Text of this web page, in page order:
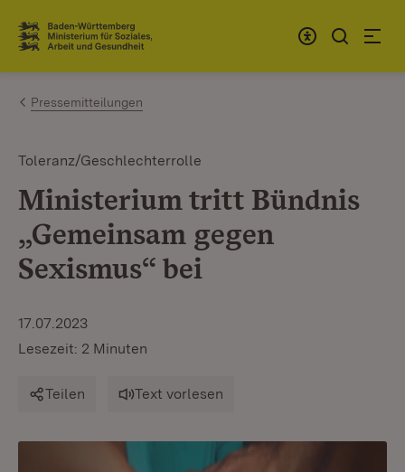
Zum Inhalt springen
Link zur Startseite
Pressemitteilungen
Toleranz/Geschlechterrolle
Ministerium tritt Bündnis
„Gemeinsam gegen
Sexismus“ bei
17.07.2023
Lesezeit: 2 Minuten
Teilen Text vorlesen